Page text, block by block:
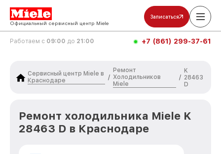
Официальный сервисный центр Miele
Записаться
Работаем с 09:00 до 21:00 +7 (861) 299-37-61
Сервисный центр Miele в
Краснодаре
/
Ремонт
Холодильников
Miele
/
K
28463
D
Ремонт холодильника Miele K
28463 D в Краснодаре